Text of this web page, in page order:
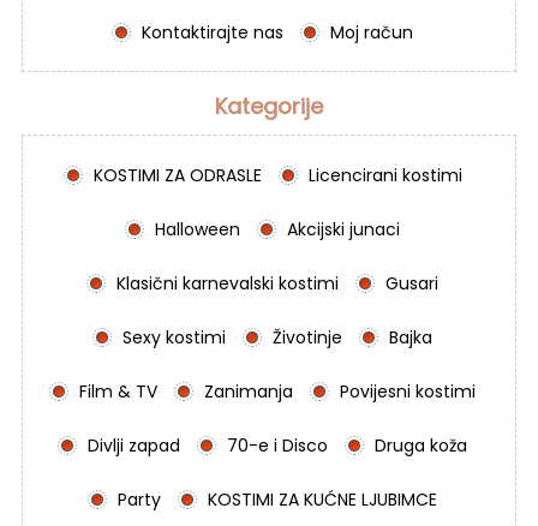
Kontaktirajte nas Moj račun
Kategorije
KOSTIMI ZA ODRASLE Licencirani kostimi
Halloween Akcijski junaci
Klasični karnevalski kostimi Gusari
Sexy kostimi Životinje Bajka
Film & TV Zanimanja Povijesni kostimi
Divlji zapad 70-e i Disco Druga koža
Party KOSTIMI ZA KUĆNE LJUBIMCE